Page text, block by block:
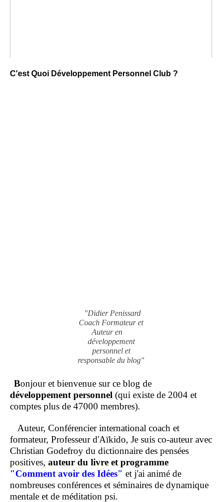
C'est Quoi Développement Personnel Club ?
"Didier Penissard
Coach Formateur et
Auteur en
développement
personnel et
responsable du blog"
Bonjour et bienvenue sur ce blog de
développement personnel (qui existe de 2004 et
comptes plus de 47000 membres).
Auteur, Conférencier international coach et
formateur, Professeur d'Aïkido, Je suis co-auteur avec
Christian Godefroy du dictionnaire des pensées
positives, auteur du livre et programme
"Comment avoir des Idées" et j'ai animé de
nombreuses conférences et séminaires de dynamique
mentale et de méditation psi.